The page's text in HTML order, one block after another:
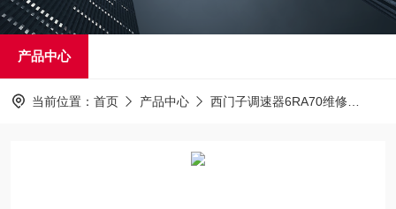
产品中心
当前位置： 首页 产品中心 西门子调速器6RA70维修